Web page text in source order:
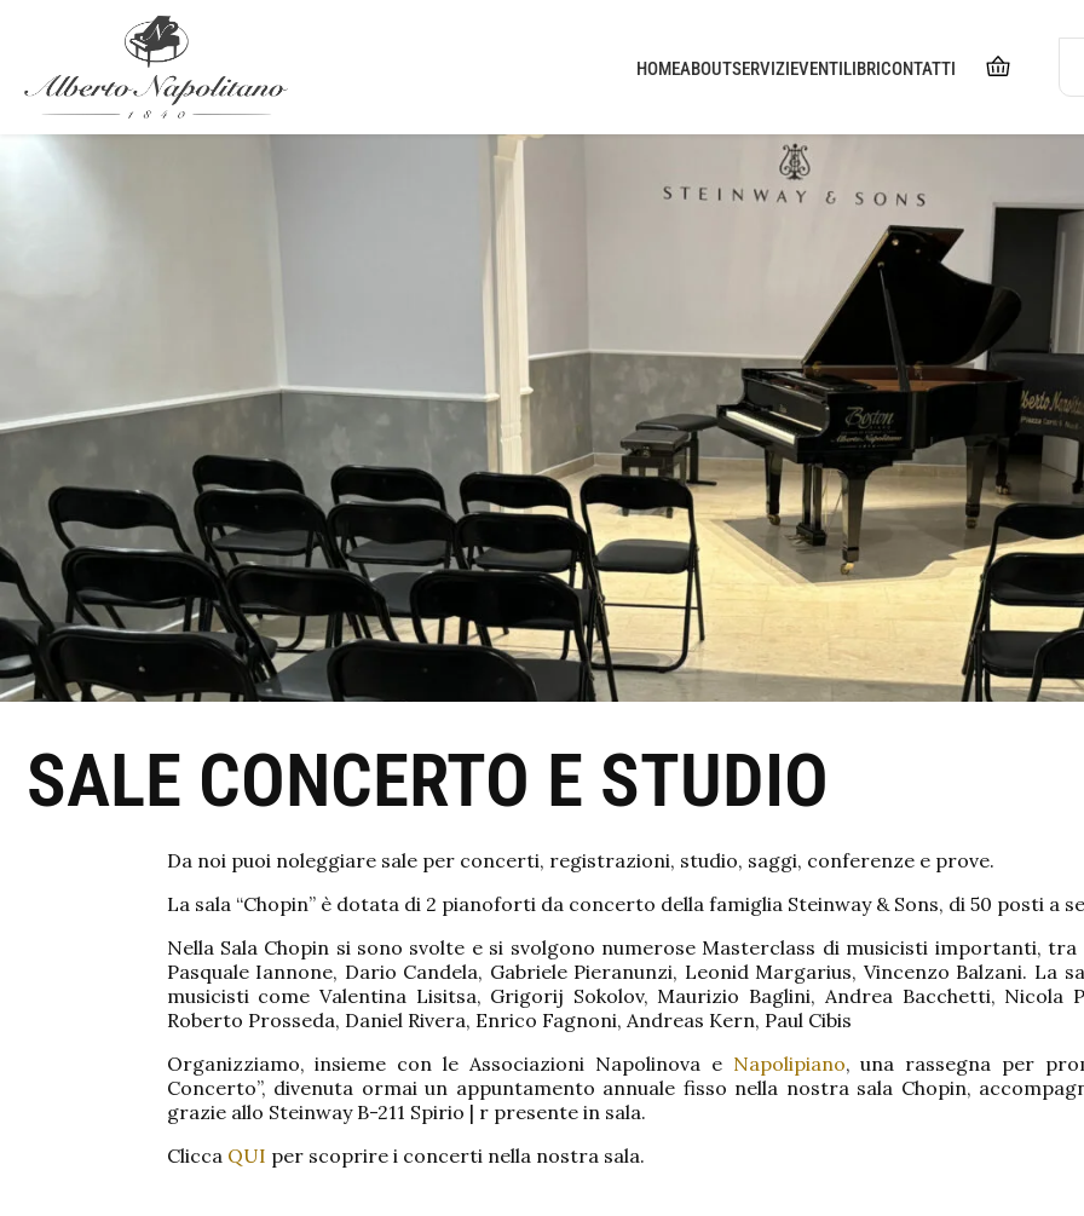
HOMEABOUTSERVIZIEVENTILIBRICONTATTI
SALE CONCERTO E STUDIO
Da noi puoi noleggiare sale per concerti, registrazioni, studio, saggi, conferenze e prove.
La sala “Chopin” è dotata di 2 pianoforti da concerto della famiglia Steinway & Sons, di 50 posti a
Nella Sala Chopin si sono svolte e si svolgono numerose Masterclass di musicisti importanti, tra
Pasquale Iannone, Dario Candela, Gabriele Pieranunzi, Leonid Margarius, Vincenzo Balzani.
musicisti come Valentina Lisitsa, Grigorij Sokolov, Maurizio Baglini, Andrea Bacchetti, Nicola
Roberto Prosseda, Daniel Rivera, Enrico Fagnoni, Andreas Kern, Paul Cibis
Organizziamo, insieme con le Associazioni Napolinova e Napolipiano, una rassegna per
Concerto”, divenuta ormai un appuntamento annuale fisso nella nostra sala Chopin,
grazie allo Steinway B-211 Spirio | r presente in sala.
Clicca QUI per scoprire i concerti nella nostra sala.